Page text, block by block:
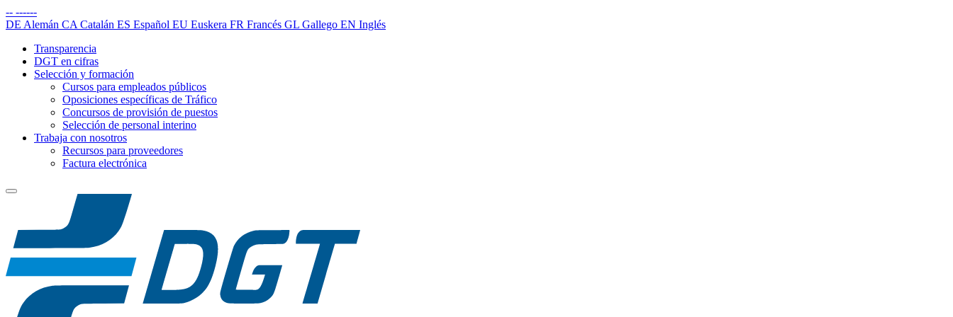
-- ------
DE Alemán CA Catalán ES Español EU Euskera FR Francés GL Gallego EN Inglés
Transparencia
DGT en cifras
Selección y formación
Cursos para empleados públicos
Oposiciones específicas de Tráfico
Concursos de provisión de puestos
Selección de personal interino
Trabaja con nosotros
Recursos para proveedores
Factura electrónica